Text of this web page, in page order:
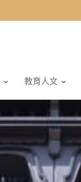
教育人文